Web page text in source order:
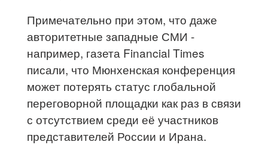
Примечательно при этом, что даже
авторитетные западные СМИ -
например, газета Financial Times
писали, что Мюнхенская конференция
может потерять статус глобальной
переговорной площадки как раз в связи
с отсутствием среди её участников
представителей России и Ирана.